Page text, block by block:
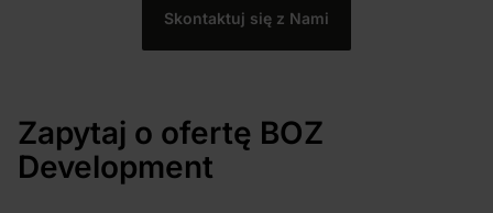
Skontaktuj się z Nami
Zapytaj o ofertę BOZ
Development